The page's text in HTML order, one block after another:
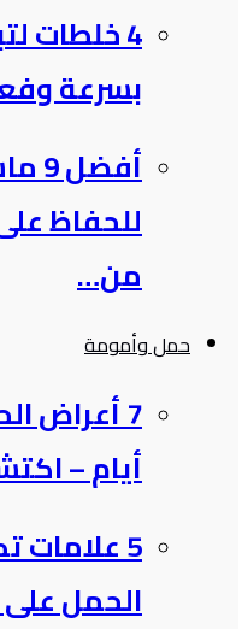
4 خلطات
بسرعة
للحفاظ
من…
حمل وأمومة
7 أعراض
أيام –
5 علامات
الحمل